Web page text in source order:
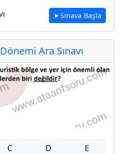
Sınava Başla
Ara Sınavı
C D E